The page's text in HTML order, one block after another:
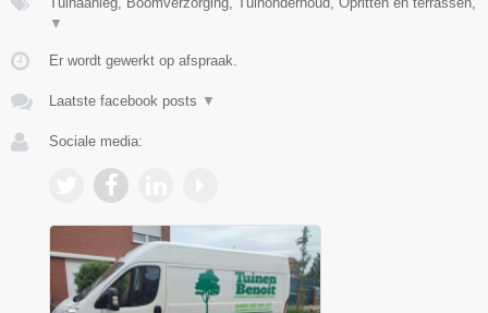
▼
Er wordt gewerkt op afspraak.
Laatste facebook posts ▼
Sociale media: